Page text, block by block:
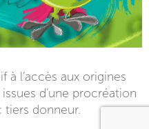
à l’accès aux origines
d’une procréation
tiers donneur.